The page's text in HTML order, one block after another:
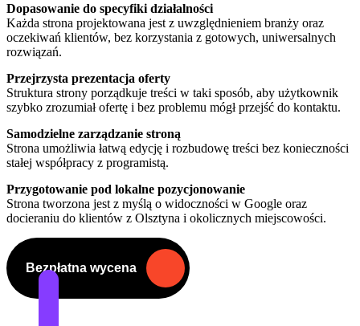
Dopasowanie do specyfiki działalności
Każda strona projektowana jest z uwzględnieniem branży oraz
oczekiwań klientów, bez korzystania z gotowych, uniwersalnych
rozwiązań.
Przejrzysta prezentacja oferty
Struktura strony porządkuje treści w taki sposób, aby użytkownik
szybko zrozumiał ofertę i bez problemu mógł przejść do kontaktu.
Samodzielne zarządzanie stroną
Strona umożliwia łatwą edycję i rozbudowę treści bez konieczności
stałej współpracy z programistą.
Przygotowanie pod lokalne pozycjonowanie
Strona tworzona jest z myślą o widoczności w Google oraz
docieraniu do klientów z Olsztyna i okolicznych miejscowości.
Bezpłatna wycena